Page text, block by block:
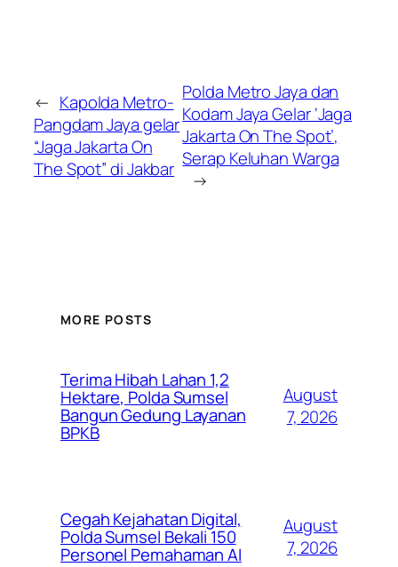
← Kapolda Metro-
Pangdam Jaya gelar
“Jaga Jakarta On
The Spot” di Jakbar
Polda Metro Jaya dan
Kodam Jaya Gelar ‘Jaga
Jakarta On The Spot’,
Serap Keluhan Warga
→
MORE POSTS
Terima Hibah Lahan 1,2
Hektare, Polda Sumsel
Bangun Gedung Layanan
BPKB
August
7, 2026
Cegah Kejahatan Digital,
Polda Sumsel Bekali 150
Personel Pemahaman AI
August
7, 2026